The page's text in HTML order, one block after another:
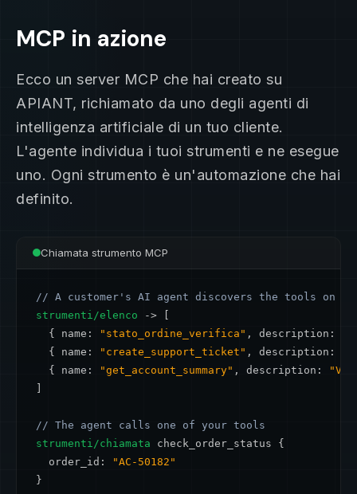
MCP in azione
Ecco un server MCP che hai creato su
APIANT, richiamato da uno degli agenti di
intelligenza artificiale di un tuo cliente.
L'agente individua i tuoi strumenti e ne esegue
uno. Ogni strumento è un'automazione che hai
definito.
Chiamata strumento MCP
// A customer's AI agent discovers the tools on
strumenti/elenco -> [
  { name:
"stato_ordine_verifica" , description:
  { name:
"create_support_ticket" , description:
  { name:
"get_account_summary" , description:
]
// The agent calls one of your tools
strumenti/chiamata check_order_status {
  order_id:
"AC-50182"
}